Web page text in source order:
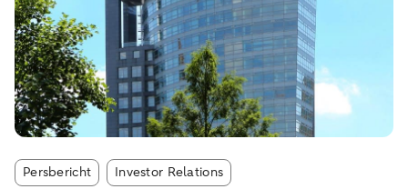
Persbericht Article tags:
Investor Relations